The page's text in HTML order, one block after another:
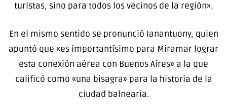
turistas, sino para todos los vecinos de la región».
En el mismo sentido se pronunció Ianantuony, quien
apuntó que «es importantísimo para Miramar lograr
esta conexión aérea con Buenos Aires» a la que
calificó como «una bisagra» para la historia de la
ciudad balnearia.